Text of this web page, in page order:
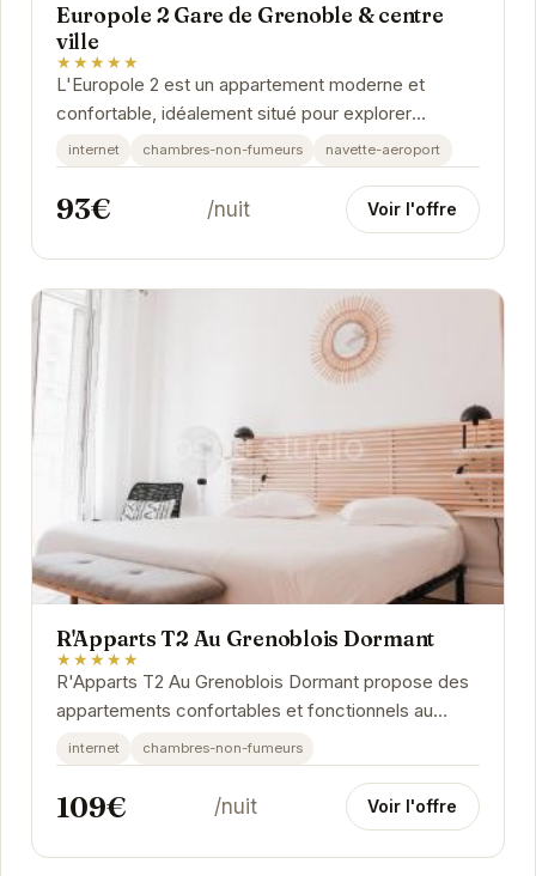
Europole 2 Gare de Grenoble & centre
ville
★★★★★
L'Europole 2 est un appartement moderne et
confortable, idéalement situé pour explorer
Grenoble. Sa proximité avec la gare et le centre-
ville vous...
internet chambres-non-fumeurs navette-aeroport
93€ /nuit Voir l'offre
R'Apparts T2 Au Grenoblois Dormant
★★★★★
R'Apparts T2 Au Grenoblois Dormant propose des
appartements confortables et fonctionnels au
cœur de Grenoble. Profitez d'un séjour agréable
dans...
internet chambres-non-fumeurs
109€ /nuit Voir l'offre